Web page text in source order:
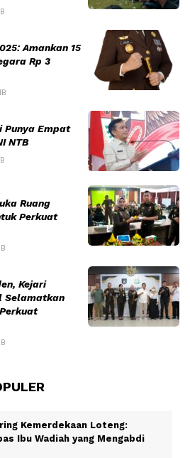
Amankan 15
Rp 3
Punya Empat
NTB
Ruang
Perkuat
Kejari
Selamatkan
Kemerdekaan Loteng:
Ibu Wadiah yang Mengabdi